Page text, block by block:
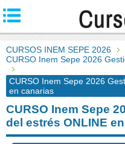
CURSOS INEM SEPE 2026
CURSO Inem Sepe 2026
CURSO Inem Sepe 2026
en canarias
CURSO Inem Sepe
del estrés ONLINE